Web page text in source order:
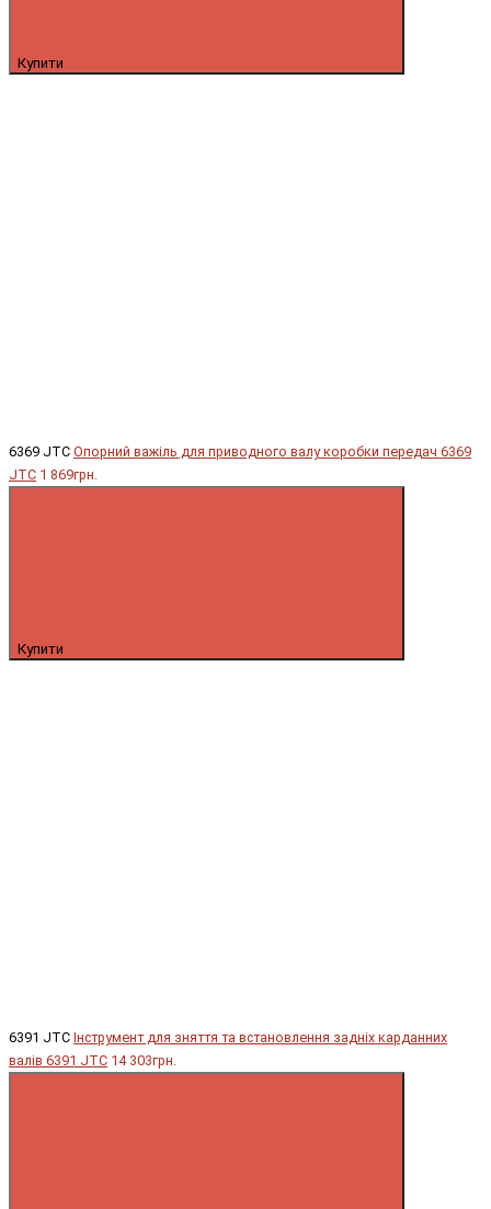
Купити
6369 JTC Опорний важіль для приводного валу коробки передач 6369
JTC 1 869грн.
Купити
6391 JTC Інструмент для зняття та встановлення задніх карданних
валів 6391 JTC 14 303грн.